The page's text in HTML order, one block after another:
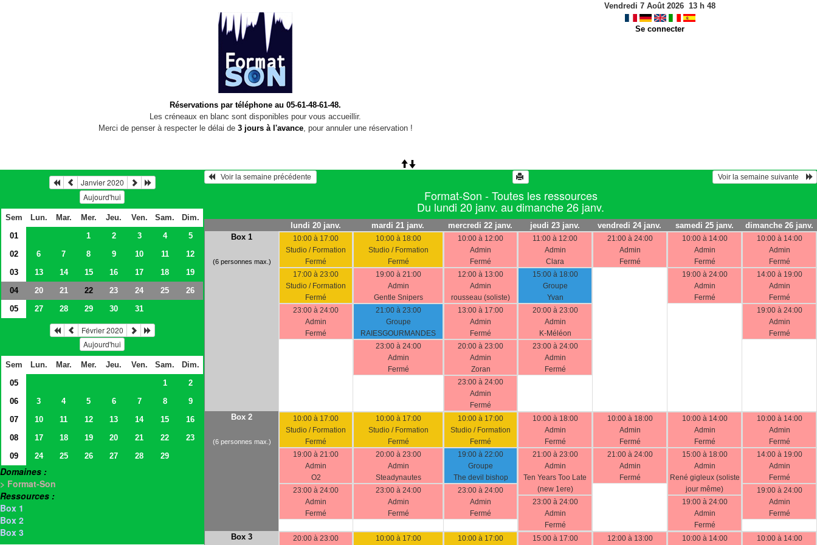
Réservations par téléphone au 05-61-48-61-48.
Les créneaux en blanc sont disponibles pour vous accueillir.
Merci de penser à respecter le délai de 3 jours à l'avance, pour annuler une réservation !
Vendredi 7 Août 2026 13 h 48
Se connecter
Janvier 2020
Aujourd'hui
Sem Lun. Mar. Mer. Jeu. Ven. Sam.
Dim.
01
1 2 3 4
5
02
6 7 8 9 10 11
12
03
13 14 15 16 17 18
19
04
20 21 22 23 24 25
26
05
27 28 29 30 31
Février 2020
Aujourd'hui
Sem Lun. Mar. Mer. Jeu. Ven. Sam.
Dim.
05
1
2
06
3 4 5 6 7 8
9
07
10 11 12 13 14 15
16
08
17 18 19 20 21 22
23
09
24 25 26 27 28 29
Domaines :
> Format-Son
Ressources :
Box 1
Box 2
Box 3
Voir la semaine suivante
Format-Son - Toutes les ressources
Du lundi 20 janv. au dimanche 26 janv.
lundi 20 janv. mardi 21 janv. mercredi 22 janv. jeudi 23 janv. vendredi 24 janv. samedi 25 janv.
dimanche 26 janv.
Box 1
(6 personnes max.)
10:00 à 17:00
Studio / Formation
Fermé
17:00 à 23:00
Studio / Formation
Fermé
23:00 à 24:00
Admin
Fermé
10:00 à 18:00
Studio / Formation
Fermé
19:00 à 21:00
Admin
Gentle Snipers
21:00 à 23:00
Groupe
RAIESGOURMANDES
23:00 à 24:00
Admin
Fermé
10:00 à 12:00
Admin
Fermé
12:00 à 13:00
Admin
rousseau (soliste)
13:00 à 17:00
Admin
Fermé
20:00 à 23:00
Admin
Zoran
23:00 à 24:00
Admin
Fermé
11:00 à 12:00
Admin
Clara
15:00 à 18:00
Groupe
Yvan
20:00 à 23:00
Admin
K-Méléon
23:00 à 24:00
Admin
Fermé
21:00 à 24:00
Admin
Fermé
10:00 à 14:00
Admin
Fermé
19:00 à 24:00
Admin
Fermé
10:00 à 14:00
Admin
Fermé
14:00 à 19:00
Admin
Fermé
19:00 à 24:00
Admin
Fermé
Box 2
(6 personnes max.)
10:00 à 17:00
Studio / Formation
Fermé
19:00 à 21:00
Admin
O2
23:00 à 24:00
Admin
Fermé
10:00 à 17:00
Studio / Formation
Fermé
20:00 à 23:00
Admin
Steadynautes
23:00 à 24:00
Admin
Fermé
10:00 à 17:00
Studio / Formation
Fermé
19:00 à 22:00
Groupe
The devil bishop
23:00 à 24:00
Admin
Fermé
10:00 à 18:00
Admin
Fermé
21:00 à 23:00
Admin
Ten Years Too Late
(new 1ere)
23:00 à 24:00
Admin
Fermé
10:00 à 18:00
Admin
Fermé
21:00 à 24:00
Admin
Fermé
10:00 à 14:00
Admin
Fermé
15:00 à 18:00
Admin
René gigleux (soliste
jour même)
19:00 à 24:00
Admin
Fermé
10:00 à 14:00
Admin
Fermé
14:00 à 19:00
Admin
Fermé
19:00 à 24:00
Admin
Fermé
Box 3 20:00 à 23:00 10:00 à 17:00 10:00 à 17:00 15:00 à 17:00 12:00 à 13:00 10:00 à 14:00 10:00 à 14:00